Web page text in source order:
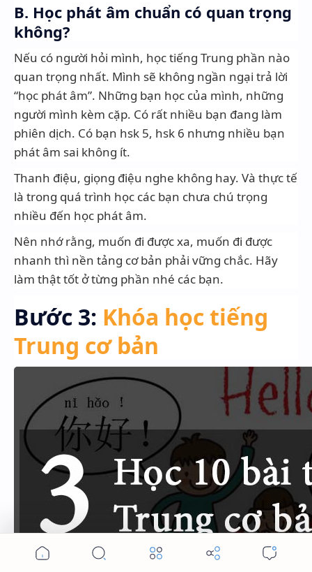
B. Học phát âm chuẩn có quan trọng
không?
Nếu có người hỏi mình, học tiếng Trung phần nào
quan trọng nhất. Mình sẽ không ngần ngại trả lời
“học phát âm”. Những bạn học của mình, những
người mình kèm cặp. Có rất nhiều bạn đang làm
phiên dịch. Có bạn hsk 5, hsk 6 nhưng nhiều bạn
phát âm sai không ít.
Thanh điệu, giọng điệu nghe không hay. Và thực tế
là trong quá trình học các bạn chưa chú trọng
nhiều đến học phát âm.
Nên nhớ rằng, muốn đi được xa, muốn đi được
nhanh thì nền tảng cơ bản phải vững chắc. Hãy
làm thật tốt ở từng phần nhé các bạn.
Bước 3: Khóa học tiếng
Trung cơ bản